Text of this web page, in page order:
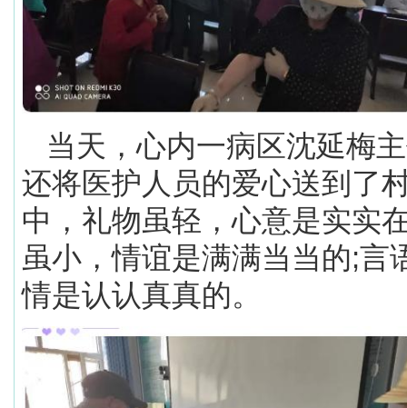
当天，心内一病区沈延梅
还将医护人员的爱心送到了
中，礼物虽轻，心意是实实
虽小，情谊是满满当当的;言
情是认认真真的。